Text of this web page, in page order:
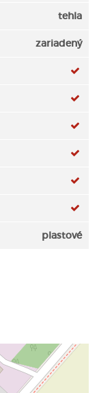
tehla
zariadený
plastové